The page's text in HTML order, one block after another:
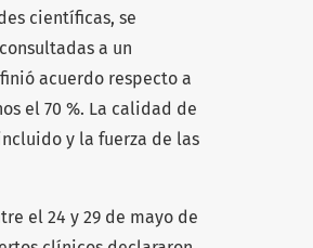
científicas, se
a un
acuerdo respecto a
el 70 %. La calidad de
y la fuerza de las
el 24 y 29 de mayo de